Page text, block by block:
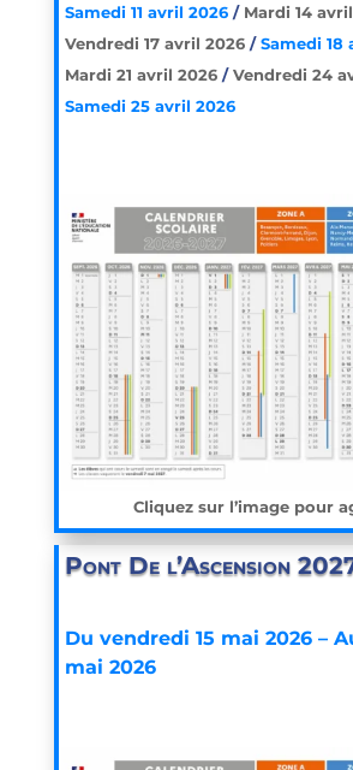
Samedi 11 avril 2026/ Mardi 14
Vendredi 17 avril 2026/Samedi 18
Mardi 21 avril 2026/Vendredi 24
Samedi 25 avril 2026
Cliquez sur l’image pour
Pont De l’Ascension
Du vendredi 15 mai 2026 –
mai 2026